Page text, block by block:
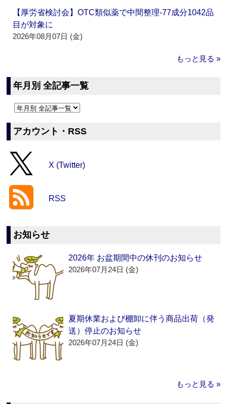
【厚労省検討会】OTC類似薬で中間整理‐77成分1042品
目が対象に
2026年08月07日 (金)
もっと見る »
年月別 全記事一覧
アカウント・RSS
X (Twitter)
RSS
お知らせ
2026年 お盆期間中の休刊のお知らせ
2026年07月24日 (金)
夏期休業および棚卸に伴う商品出荷（発
送）停止のお知らせ
2026年07月24日 (金)
もっと見る »